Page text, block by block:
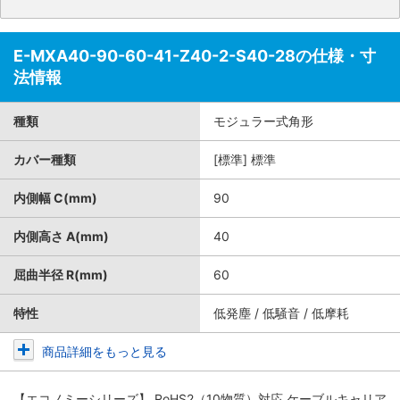
E-MXA40-90-60-41-Z40-2-S40-28の仕様・寸
法情報
種類 モジュラー式角形
カバー種類 [標準] 標準
内側幅 C(mm) 90
内側高さ A(mm) 40
屈曲半径 R(mm) 60
特性 低発塵 / 低騒音 / 低摩耗
商品詳細をもっと見る